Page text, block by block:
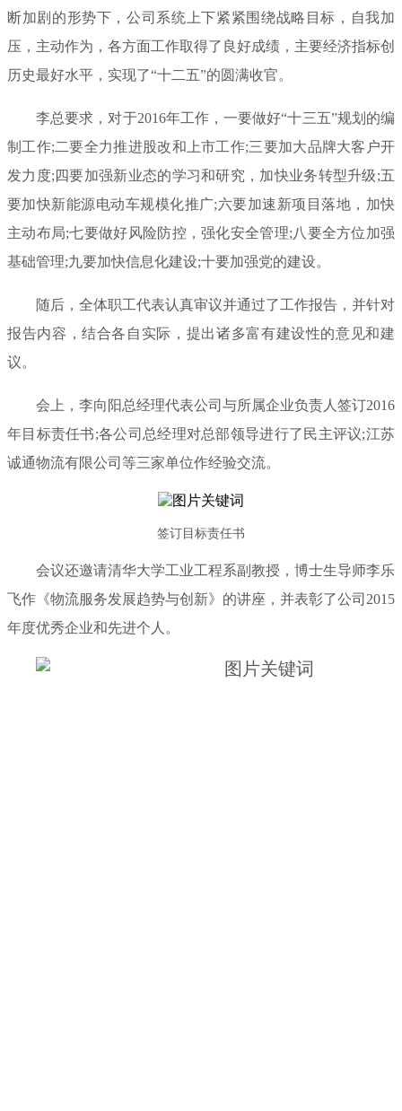
断加剧的形势下，公司系统上下紧紧围绕战略目标，自我加
压，主动作为，各方面工作取得了良好成绩，主要经济指标创
历史最好水平，实现了“十二五”的圆满收官。
李总要求，对于2016年工作，一要做好“十三五”规划的编
制工作;二要全力推进股改和上市工作;三要加大品牌大客户开
发力度;四要加强新业态的学习和研究，加快业务转型升级;五
要加快新能源电动车规模化推广;六要加速新项目落地，加快
主动布局;七要做好风险防控，强化安全管理;八要全方位加强
基础管理;九要加快信息化建设;十要加强党的建设。
随后，全体职工代表认真审议并通过了工作报告，并针对
报告内容，结合各自实际，提出诸多富有建设性的意见和建
议。
会上，李向阳总经理代表公司与所属企业负责人签订2016
年目标责任书;各公司总经理对总部领导进行了民主评议;江苏
诚通物流有限公司等三家单位作经验交流。
签订目标责任书
会议还邀请清华大学工业工程系副教授，博士生导师李乐
飞作《物流服务发展趋势与创新》的讲座，并表彰了公司2015
年度优秀企业和先进个人。